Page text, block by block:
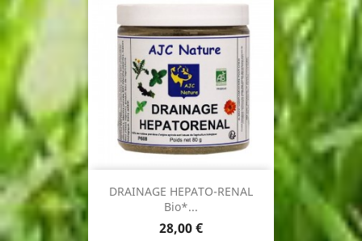
DRAINAGE HEPATO-RENAL
Bio*...
Prix
28,00 €